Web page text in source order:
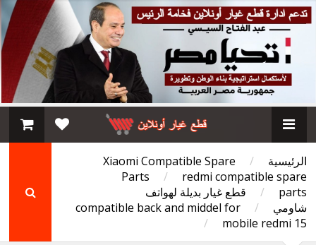
الرئيسية /
Xiaomi Compatible Spare
Parts
/
redmi compatible spare
parts
/
قطع غيار بديلة لهواتف
شاومي
/
compatible back and middel for
mobile redmi 15
/